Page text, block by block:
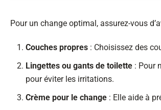
Pour un change optimal, assurez-vous
Couches propres : Choisissez des
Lingettes ou gants de toilette : Pour
pour éviter les irritations.
Crème pour le change : Elle aide à